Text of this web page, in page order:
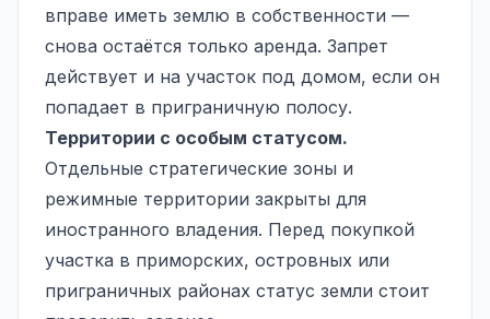
вправе иметь землю в собственности —
снова остаётся только аренда. Запрет
действует и на участок под домом, если он
попадает в приграничную полосу.
Территории с особым статусом.
Отдельные стратегические зоны и
режимные территории закрыты для
иностранного владения. Перед покупкой
участка в приморских, островных или
приграничных районах статус земли стоит